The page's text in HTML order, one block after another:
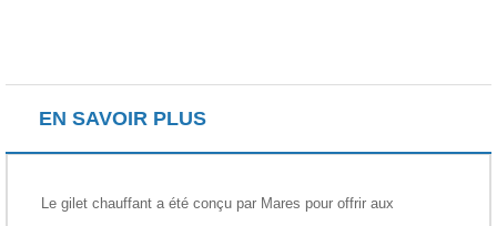
EN SAVOIR PLUS
Le gilet chauffant a été conçu par Mares pour offrir aux